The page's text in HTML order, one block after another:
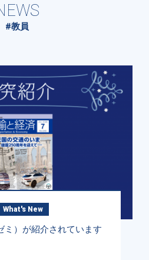
#教員
What's New
ミ）が紹介されています